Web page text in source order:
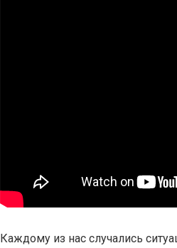
Каждому из нас случались